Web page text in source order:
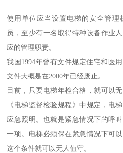
使用单位应当设置电梯的安全管理
员，至少有一名取得特种设备作业
应的管理职责。
我国1994年曾有文件规定住宅和医
文件大概是在2000年已经废止。
目前，只要电梯年检合格，就可以
《电梯监督检验规程》中规定，电
应急照明。也就是紧急情况下的呼
一项。电梯必须保在紧急情况下可
这个条件就可以无人值守。